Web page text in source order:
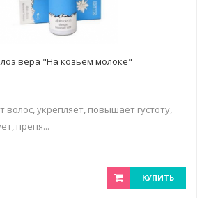
вера "На козьем молоке"
волос, укрепляет, повышает густоту,
препя...
КУПИТЬ